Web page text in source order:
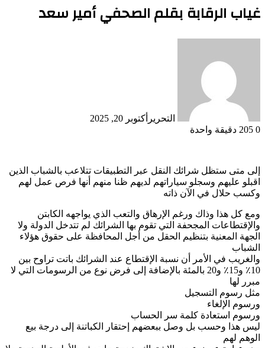
غياب الرقابة بقلم الصحفي أمير سعد
التحرير أكتوبر 20, 2025
0
دقيقة واحدة
إلى متى ستظل شرائك النقل عبر التطبيقات تتلاعب بالشباب الذين
اقبلو عليهم وسجلو سياراتهم لديهم ظنا منهم أنها فرص عمل لهم
وكسب حلال في الآن ذاته
ومع كل هذا وذاك ورغم الإرهاق والتعب الذي يواجهه الكابتن
والإقتطاعات المجحفة التي تقوم بها الشرائك لم تتدخل الدولة ولا
الجهة المعنية بتنظيم الحقل من أجل المحافظة على حقوق هؤلاء
الشباب
والغريب في الأمر أن نسبة الإقتطاع عند الشرائك باتت تراوح بين
10٪ و15٪ و20 بالمئة بالإضافة إلى فرض نوع من الرسومات التي لا
مبرر لها
مثل رسوم التسجيل
ورسوم الإلغاء
ورسوم استعادة كلمة سر الحساب
ليس هذا وحسب بل وصل ببعضهم إحتقار الكباتنة إلى درجة بيع
الوهم لهم